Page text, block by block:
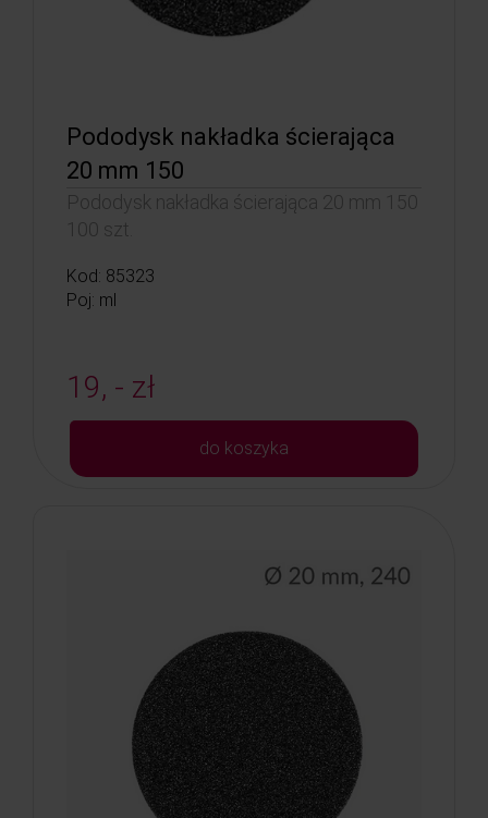
Pododysk nakładka ścierająca
20 mm 150
Pododysk nakładka ścierająca 20 mm 150
100 szt.
Kod: 85323
Poj: ml
19, - zł
do koszyka